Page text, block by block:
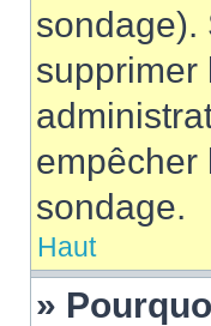
sondage).
supprimer
empêcher
sondage.
Haut
»